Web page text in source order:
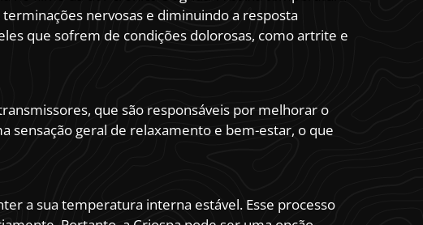
nervosas e diminuindo a resposta
que sofrem de condições dolorosas, como artrite e
que são responsáveis por melhorar o
sensação geral de relaxamento e bem-estar, o que
a sua temperatura interna estável. Esse processo